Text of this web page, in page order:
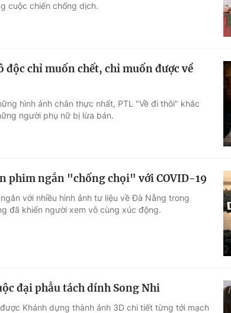
cuộc chiến chống dịch.
chỉ muốn chết, chỉ muốn được về
hình ảnh chân thực nhất, PTL "Về đi thôi" khắc
người phụ nữ bị lừa bán.
phim ngắn "chống chọi" với COVID-19
với nhiều hình ảnh tư liệu về Đà Nẵng trong
đã khiến người xem vô cùng xúc động.
đại phẫu tách dính Song Nhi
Khánh dựng thành ảnh 3D chi tiết từng tới mạch